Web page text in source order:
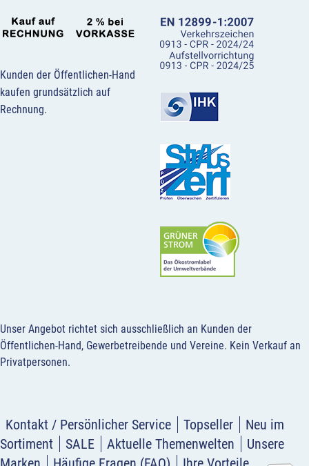
Kunden der Öffentlichen-Hand
kaufen grundsätzlich auf
Rechnung.
Unser Angebot richtet sich ausschließlich an Kunden der
Öffentlichen-Hand, Gewerbetreibende und Vereine. Kein Verkauf an
Privatpersonen.
Kontakt / Persönlicher Service Topseller
Neu im
Sortiment
SALE Aktuelle Themenwelten
Unsere